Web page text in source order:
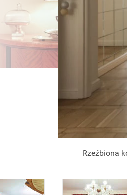
Rzeźbiona